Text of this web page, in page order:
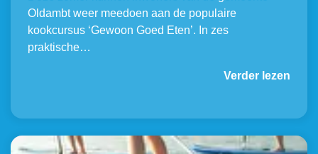
Oldambt weer meedoen aan de populaire
kookcursus ‘Gewoon Goed Eten’. In zes
praktische…
Verder lezen